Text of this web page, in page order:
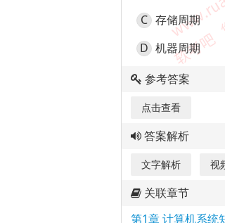
C 存储周期
D 机器周期
参考答案
点击查看
答案解析
文字解析 视
关联章节
第1章 计算机系统